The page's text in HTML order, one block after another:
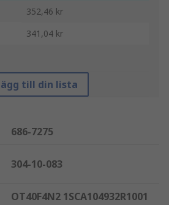
352,46 kr
341,04 kr
till din lista
686-7275
304-10-083
OT40F4N2 1SCA104932R1001